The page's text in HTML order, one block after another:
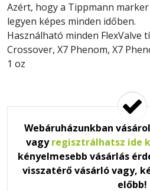
Azért, hogy a Tippmann
legyen képes minden időben.
Használható minden FlexValve
Crossover, X7 Phenom, X7
1 oz
Webáruházunkban
vagyregisztrálhatsz ide
kényelmesebb vásárlás
visszatérő vásárló vagy,
előbb!